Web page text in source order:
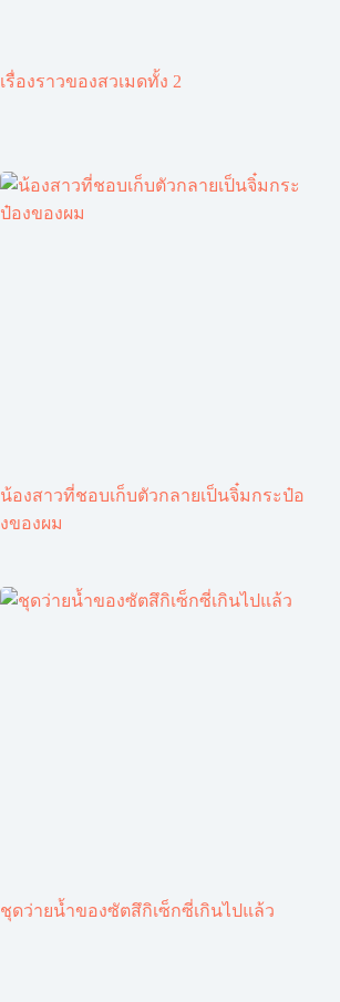
เรื่องราวของสวเมดทั้ง 2
น้องสาวที่ชอบเก็บตัวกลายเป็นจิ๋มกระป๋อ
งของผม
ชุดว่ายน้ำของซัตสึกิเซ็กซี่เกินไปแล้ว